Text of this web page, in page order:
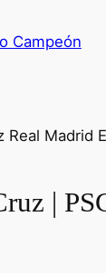
Campeón
|